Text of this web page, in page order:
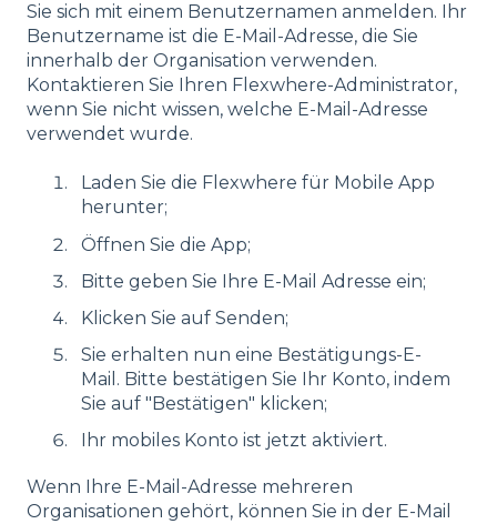
Sie sich mit einem Benutzernamen anmelden. Ihr
Benutzername ist die E-Mail-Adresse, die Sie
innerhalb der Organisation verwenden.
Kontaktieren Sie Ihren Flexwhere-Administrator,
wenn Sie nicht wissen, welche E-Mail-Adresse
verwendet wurde.
Laden Sie die Flexwhere für Mobile App
herunter;
Öffnen Sie die App;
Bitte geben Sie Ihre E-Mail Adresse ein;
Klicken Sie auf Senden;
Sie erhalten nun eine Bestätigungs-E-
Mail. Bitte bestätigen Sie Ihr Konto, indem
Sie auf "Bestätigen" klicken;
Ihr mobiles Konto ist jetzt aktiviert.
Wenn Ihre E-Mail-Adresse mehreren
Organisationen gehört, können Sie in der E-Mail